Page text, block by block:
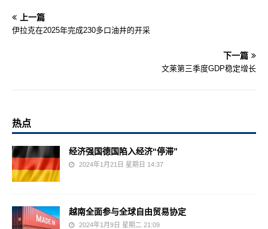
上一篇
伊拉克在2025年完成230多口油井的开采
下一篇
文莱第三季度GDP稳定增长
热点
经济强国德国陷入经济“停滞”
2024年1月21日 星期日 14:37
越南全面参与全球自由贸易协定
2024年1月9日 星期二 21:09